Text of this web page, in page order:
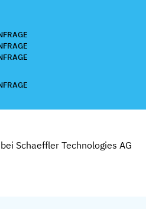
Schaeffler Technologies AG